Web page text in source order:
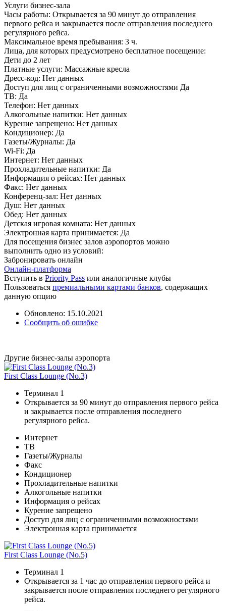
Услуги бизнес-зала
Часы работы: Открывается за 90 минут до отправления
первого рейса и закрывается после отправления последнего
регулярного рейса.
Максимальное время пребывания: 3 ч.
Лица, для которых предусмотрено бесплатное посещение:
Дети до 2 лет
Платные услуги: Массажные кресла
Дресс-код: Нет данных
Доступ для лиц с ограниченными возможностями Да
ТВ: Да
Телефон: Нет данных
Алкогольные напитки: Нет данных
Курение запрещено: Нет данных
Кондиционер: Да
Газеты/Журналы: Да
Wi-Fi: Да
Интернет: Нет данных
Прохладительные напитки: Да
Информация о рейсах: Нет данных
Факс: Нет данных
Конференц-зал: Нет данных
Душ: Нет данных
Обед: Нет данных
Детская игровая комната: Нет данных
Электронная карта принимается: Да
Для посещения бизнес залов аэропортов можно
выполнить одно из условий:
Забронировать онлайн
Онлайн-платформа
Вступить в Priority Pass или аналогичные клубы
Пользоваться премиальными картами банков, содержащих
данную опцию
Обновлено: 15.10.2021
Сообщить об ошибке
Другие бизнес-залы аэропорта
First Class Lounge (No.3)
Терминал 1
Открывается за 90 минут до отправления первого рейса
и закрывается после отправления последнего
регулярного рейса.
Интернет
ТВ
Газеты/Журналы
Факс
Кондиционер
Прохладительные напитки
Алкогольные напитки
Информация о рейсах
Курение запрещено
Доступ для лиц с ограниченными возможностями
Электронная карта принимается
First Class Lounge (No.5)
Терминал 1
Открывается за 1 час до отправления первого рейса и
закрывается после отправления последнего регулярного
рейса.